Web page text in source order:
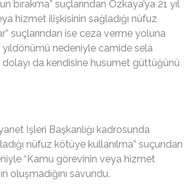
bırakma” suçlarından Özkaya’ya 21 yıl
hizmet ilişkisinin sağladığı nüfuz
suçlarından ise ceza verme yoluna
nedeniyle camide sela
da kendisine husumet güttüğünü
İşleri Başkanlığı kadrosunda
nüfuz kötüye kullanılma” suçundan
“Kamu görevinin veya hizmet
oluşmadığını savundu.